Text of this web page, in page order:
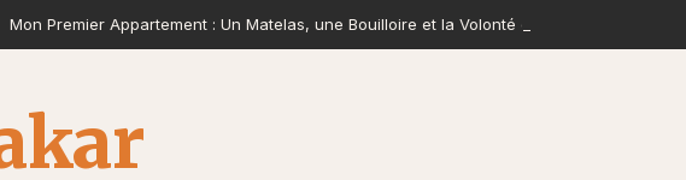
Mon Premier Appartement : Un Matelas, une Bouilloire et la Volonté de Construire